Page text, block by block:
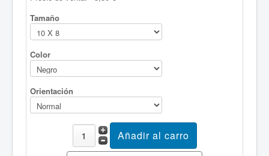
Tamaño
Color
Orientación